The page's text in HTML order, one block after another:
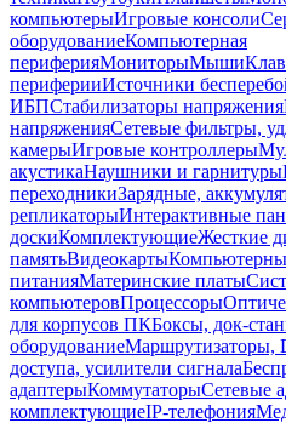
компьютерыИгровые консоли
оборудованиеКомпьютерная
периферияМониторыМыши
периферииИсточники
ИБПСтабилизаторы напряжения
напряженияСетевые фильтры,
камерыИгровые контроллеры
акустикаНаушники и гарнитуры
переходникиЗарядные,
репликаторыИнтерактивные
доскиКомплектующиеЖесткие
памятьВидеокарты
питанияМатеринские платы
компьютеровПроцессоры
для корпусов ПКБоксы, док-
оборудованиеМаршрутизаторы,
доступа, усилители сигнала
адаптерыКоммутаторыСетевые
комплектующиеIP-телефония